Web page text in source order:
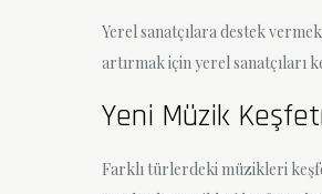
Yerel sanatçılara destek
artırmak için yerel sanatçıları
Yeni Müzik
Farklı türlerdeki müzikleri